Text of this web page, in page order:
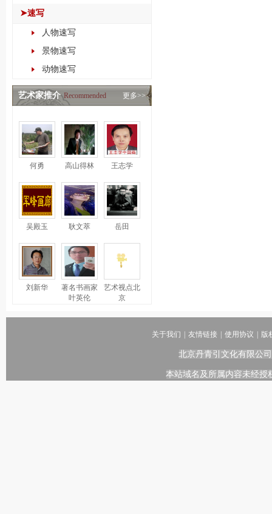
➤速写
人物速写
景物速写
动物速写
艺术家推介 Recommended 更多>>
何勇 高山得林 王志学
吴殿玉 耿文萃 岳田
刘新华
著名书画家
叶英伦
艺术视点北
京
关于我们 友情链接 使用协议 版
北京丹青引文化有限公
本站域名及所属内容未经授